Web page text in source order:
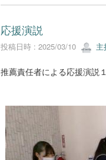
応援演説
投稿日時 : 2025/03/10 主
推薦責任者による応援演説